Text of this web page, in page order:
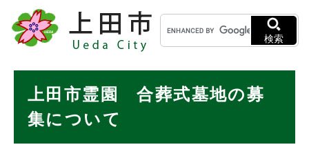
メニューを飛ばして本文へ
キ
ー
ワ
検
検索
上田市霊園 合葬式墓地の募
集について